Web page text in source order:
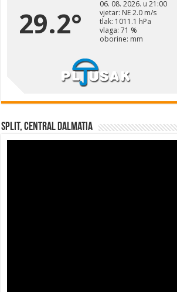
Split, Central Dalmatia